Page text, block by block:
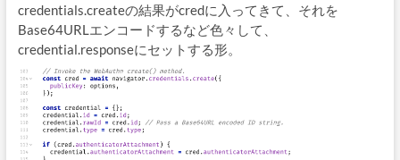
credentials.createの結果がcredに入ってきて、それを
Base64URLエンコードするなど色々して、
credential.responseにセットする形。